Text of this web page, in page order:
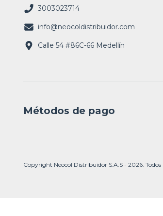
3003023714
info@neocoldistribuidor.com
Calle 54 #86C-66 Medellín
Métodos de pago
Copyright Neocol Distribuidor S.A.S - 2026. Todos